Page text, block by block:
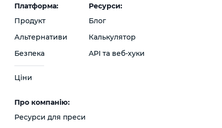
Платформа:
Продукт
Альтернативи
Безпека
Ціни
Ресурси:
Блог
Калькулятор
API та веб-хуки
Про компанію:
Ресурси для преси